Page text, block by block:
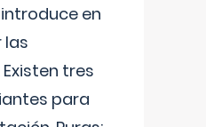
en
las
tres
para